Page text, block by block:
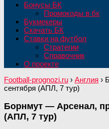
Бонусы БК
Промокоды в бк
Букмекеры
Скачать БК
Ставки на футбол
Стратегии
Справочник
О проекте
Football-prognozi.ru › Англия ›
сентября (АПЛ, 7 тур)
Борнмут — Арсенал,
(АПЛ, 7 тур)